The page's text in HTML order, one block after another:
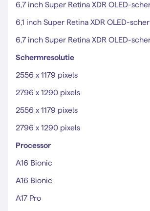
6,7 inch Super Retina XDR OLED-
6,1 inch Super Retina XDR OLED-
6,7 inch Super Retina XDR OLED-
Schermresolutie
2556 x 1179 pixels
2796 x 1290 pixels
2556 x 1179 pixels
2796 x 1290 pixels
Processor
A16 Bionic
A16 Bionic
A17 Pro